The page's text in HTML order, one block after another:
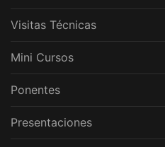
Visitas Técnicas
Mini Cursos
Ponentes
Presentaciones